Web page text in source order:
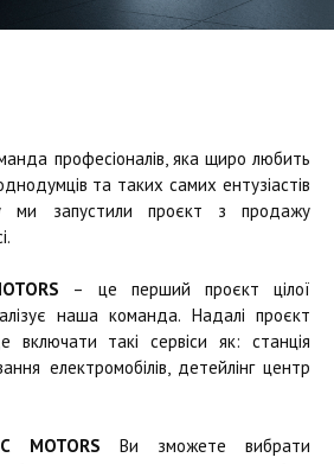
професіоналів, яка щиро любить
та таких самих ентузіастів
ми запустили проєкт з продажу
– це перший проєкт цілої
наша команда. Надалі проєкт
включати такі сервіси як: станція
електромобілів, детейлінг центр
MOTORS Ви зможете вибрати